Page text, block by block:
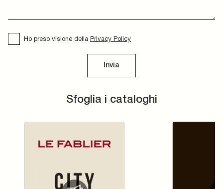
Sfoglia i cataloghi
Ho preso visione della Privacy Policy
Invia